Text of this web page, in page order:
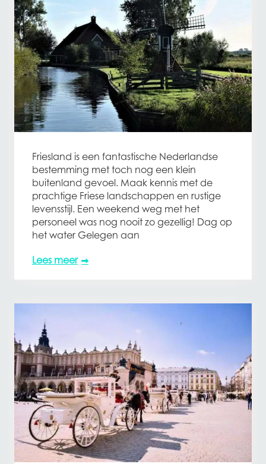
Friesland is een fantastische Nederlandse
bestemming met toch nog een klein
buitenland gevoel. Maak kennis met de
prachtige Friese landschappen en rustige
levensstijl. Een weekend weg met het
personeel was nog nooit zo gezellig! Dag op
het water Gelegen aan
Lees meer